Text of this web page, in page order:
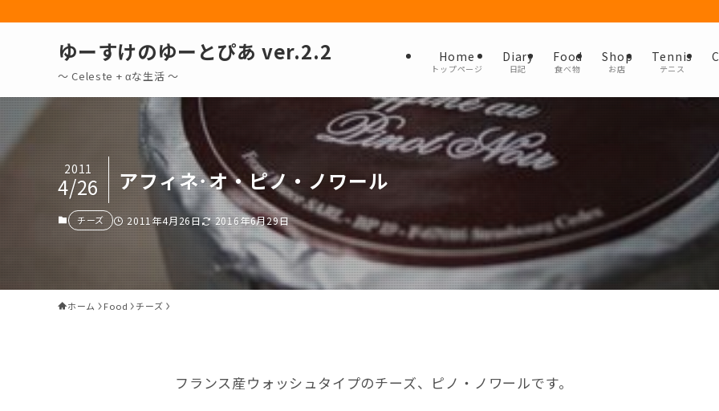
ゆーすけのゆーとぴあ ver.2.2
～ Celeste + αな生活 〜
Home
トップページ
Diary
日記
Food
食べ物
Shop
お店
Tennis
テニス
アフィネ･オ・ピノ・ノワール
2011
4/26
チーズ 2011年4月26日 2016年6月29日
ホーム Food チーズ
フランス産ウォッシュタイプのチーズ、ピノ・ノワールです。